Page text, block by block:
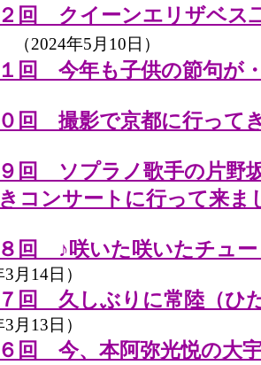
回 クイーンエリザベス
（2024年5月10日）
回 今年も子供の節句が
回 撮影で京都に行って
回 ソプラノ歌手の片野
コンサートに行って来ま
回 ♪咲いた咲いたチュ
3月14日）
回 久しぶりに常陸（ひ
3月13日）
回 今、本阿弥光悦の大